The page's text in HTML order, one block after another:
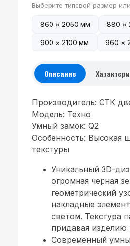
Выберите типовой размер
860 × 2050 мм 880 ×
900 × 2100 мм 960 ×
Описание
Производитель: СТК
Модель: Техно
Умный замок: Q2
Особенность: Высокая
текстуры
Уникальный 3D-
огромная черная
геометрический
накладные
светом. Текстура
придавая изделию
Современный